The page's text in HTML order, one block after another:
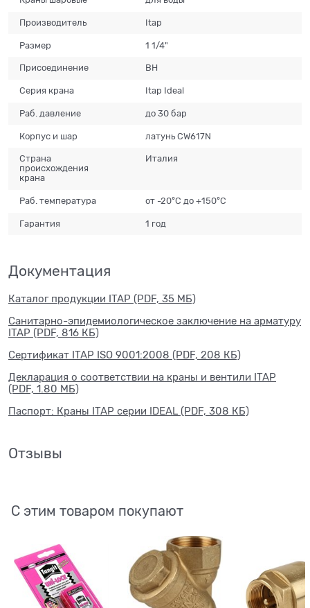
Производитель Itap
Размер 1 1/4"
Присоединение ВН
Серия крана Itap Ideal
Раб. давление до 30 бар
Корпус и шар латунь CW617N
Страна
происхождения
крана
Италия
Раб. температура от -20°С до +150°С
Гарантия 1 год
Документация
Каталог продукции ITAP (PDF, 35 МБ)
Санитарно-эпидемиологическое заключение на арматуру
ITAP (PDF, 816 КБ)
Сертификат ITAP ISO 9001:2008 (PDF, 208 КБ)
Декларация о соответствии на краны и вентили ITAP
(PDF, 1.80 МБ)
Паспорт: Краны ITAP серии IDEAL (PDF, 308 КБ)
Отзывы
С этим товаром покупают